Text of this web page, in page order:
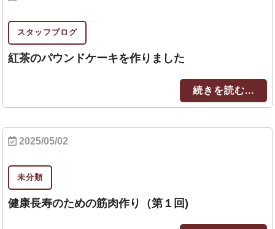
スタッフブログ
紅茶のパウンドケーキを作りました
続きを読む...
2025/05/02
未分類
健康長寿のための筋肉作り（第１回)